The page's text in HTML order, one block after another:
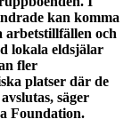
kan komma
arbetstillfällen och
lokala eldsjälar
fler
platser där de
säger
Foundation.